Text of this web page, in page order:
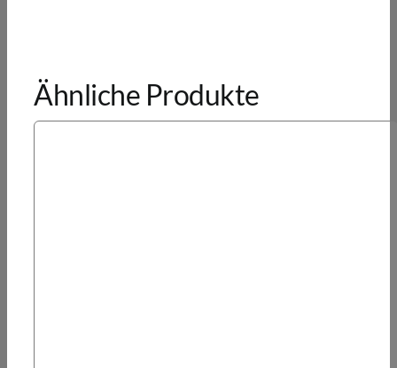
Ähnliche Produkte